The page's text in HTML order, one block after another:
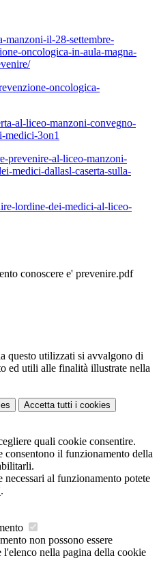
manzoni-il-28-settembre-
oncologica-in-aula-magna-
oncologica-
al-liceo-manzoni-convegno-
medici-3on1
prevenire-al-liceo-manzoni-
medici-dallasl-caserta-sulla-
lordine-dei-medici-al-liceo-
conoscere e' prevenire.pdf
questo utilizzati si avvalgono di
ed utili alle finalità illustrate nella
Accetta tutti i cookies
quali cookie consentire.
consentono il funzionamento della
al funzionamento potete
.
non possono essere
nella pagina della cookie